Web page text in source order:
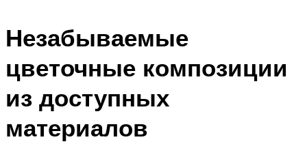
Незабываемые
цветочные композиции
из доступных
материалов